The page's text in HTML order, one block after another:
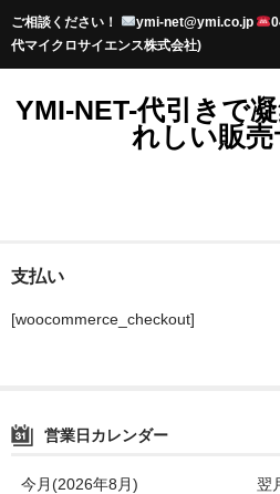
ご相談ください！ ymi-net@ymi.co.jp
代マイクロサイエンス株式会社)
YMI-NET-代引きで
れしい販売
TOP
お知らせ
支払い
[woocommerce_checkout]
営業日カレンダー
今月(2026年8月)
翌